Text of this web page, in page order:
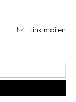
Link mailen